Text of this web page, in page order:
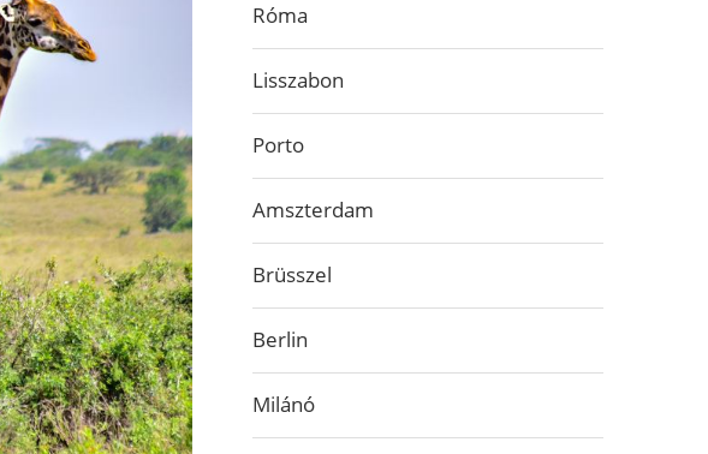
Róma
Lisszabon
Porto
Amszterdam
Brüsszel
Berlin
Milánó